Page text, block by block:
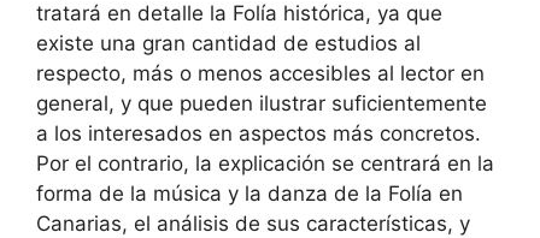
tratará en detalle la Folía histórica, ya que
existe una gran cantidad de estudios al
respecto, más o menos accesibles al lector en
general, y que pueden ilustrar suficientemente
a los interesados en aspectos más concretos.
Por el contrario, la explicación se centrará en la
forma de la música y la danza de la Folía en
Canarias, el análisis de sus características, y